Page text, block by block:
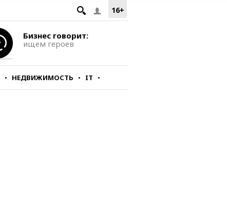
16+
Бизнес говорит:
ищем героев
НЕДВИЖИМОСТЬ IT